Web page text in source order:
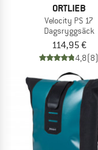
ORTLIEB
Velocity PS 17
Dagsryggsäck
114,95 €
4,8(8)